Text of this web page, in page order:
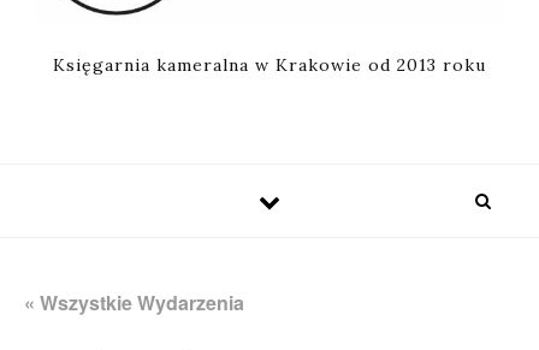
Księgarnia kameralna w Krakowie od 2013 roku
« Wszystkie Wydarzenia